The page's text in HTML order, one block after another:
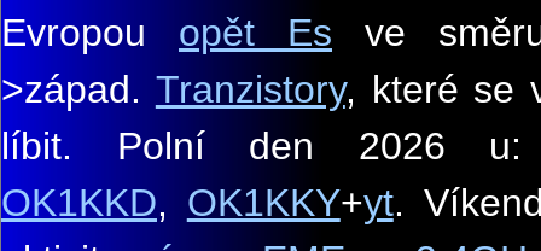
Evropou opět Es ve
>západ. Tranzistory, které se
líbit. Polní den 2026 u:
OK1KKD, OK1KKY+yt.